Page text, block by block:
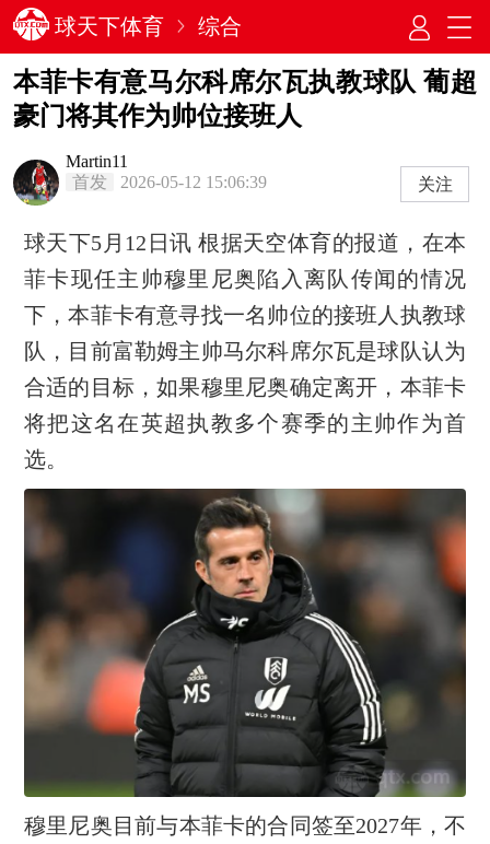
球天下体育 综合
本菲卡有意马尔科席尔瓦执教球队 葡超
豪门将其作为帅位接班人
Martin11
首发
2026-05-12 15:06:39 关注
球天下5月12日讯 根据天空体育的报道，在本
菲卡现任主帅穆里尼奥陷入离队传闻的情况
下，本菲卡有意寻找一名帅位的接班人执教球
队，目前富勒姆主帅马尔科席尔瓦是球队认为
合适的目标，如果穆里尼奥确定离开，本菲卡
将把这名在英超执教多个赛季的主帅作为首
选。
穆里尼奥目前与本菲卡的合同签至2027年，不